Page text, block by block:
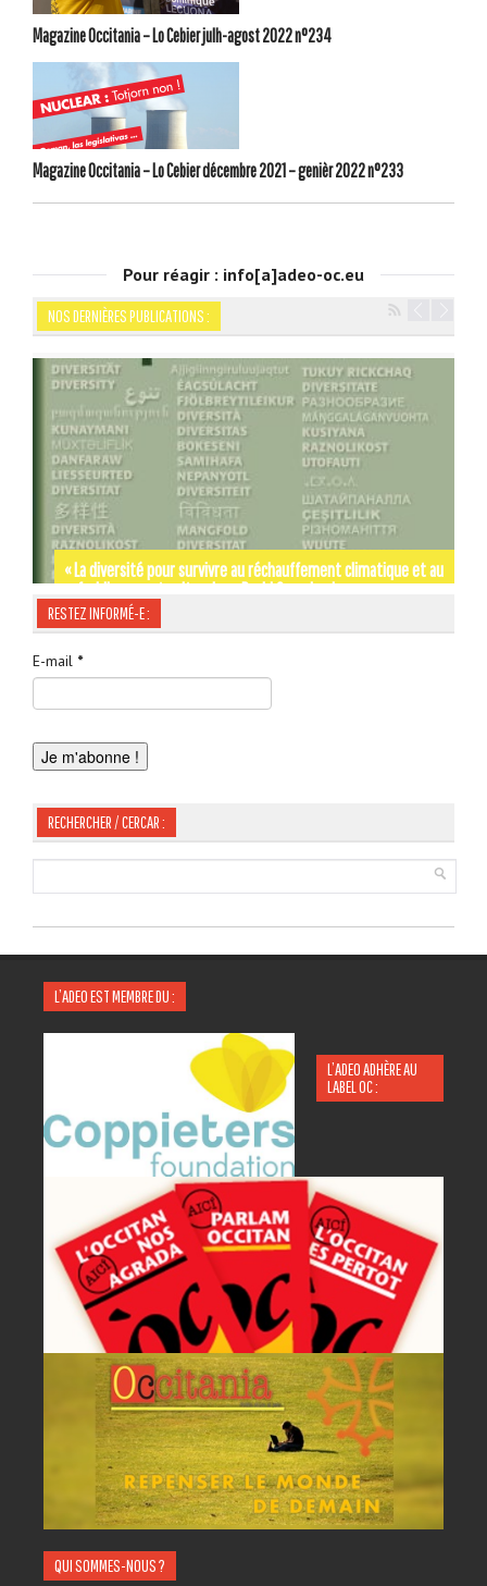
Magazine Occitania – Lo Cebier julh-agost 2022 n°234
Magazine Occitania – Lo Cebier décembre 2021 – genièr 2022 n°233
Pour réagir : info[a]adeo-oc.eu
NOS DERNIÈRES PUBLICATIONS :
Navigation
« La diversité pour survivre au réchauffement climatique et au
refroidissement culturel » — David Grosclaude
Par les rues et les chemins de SIGNES-SIGNA – Gérard Tautil
Occitània Moments d’Histoire de Jordi LABOUYSSE
RESTEZ INFORMÉ-E :
E-mail *
RECHERCHER / CERCAR :
L’ADEO EST MEMBRE DU :
L’ADEO ADHÈRE AU
LABEL OC :
QUI SOMMES-NOUS ?